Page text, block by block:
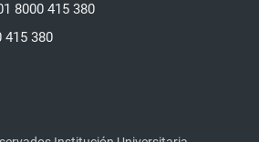
8000 415 380
415 380